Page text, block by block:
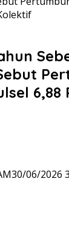
6,88
30/06/2026